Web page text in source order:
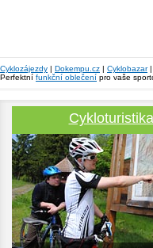
Cyklozájezdy | Dokempu.cz | Cyklobazar|
Perfektní funkční oblečení pro vaše
Cykloturistika